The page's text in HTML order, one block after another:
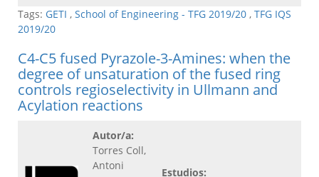
Tags: GETI , School of Engineering - TFG 2019/20 , TFG IQS
2019/20
C4-C5 fused Pyrazole-3-Amines: when the
degree of unsaturation of the fused ring
controls regioselectivity in Ullmann and
Acylation reactions
Autor/a:
Torres Coll,
Antoni
Estudios: